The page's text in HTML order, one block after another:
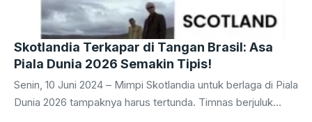
Skotlandia Terkapar di Tangan Brasil: Asa
Piala Dunia 2026 Semakin Tipis!
Senin, 10 Juni 2024 – Mimpi Skotlandia untuk berlaga di Piala
Dunia 2026 tampaknya harus tertunda. Timnas berjuluk